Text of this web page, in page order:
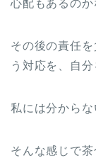
心配もあるのか
その後の責任
う対応を、自
私には分から
そんな感じで